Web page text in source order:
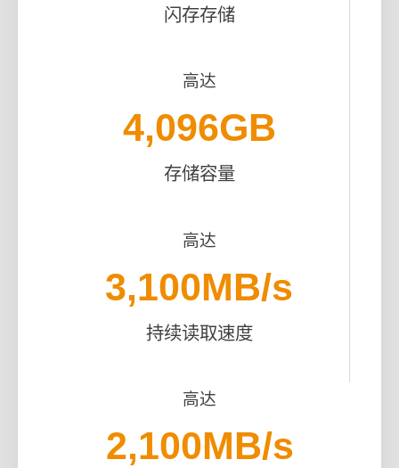
闪存存储
高达
4,096GB
存储容量
高达
3,100MB/s
持续读取速度
高达
2,100MB/s